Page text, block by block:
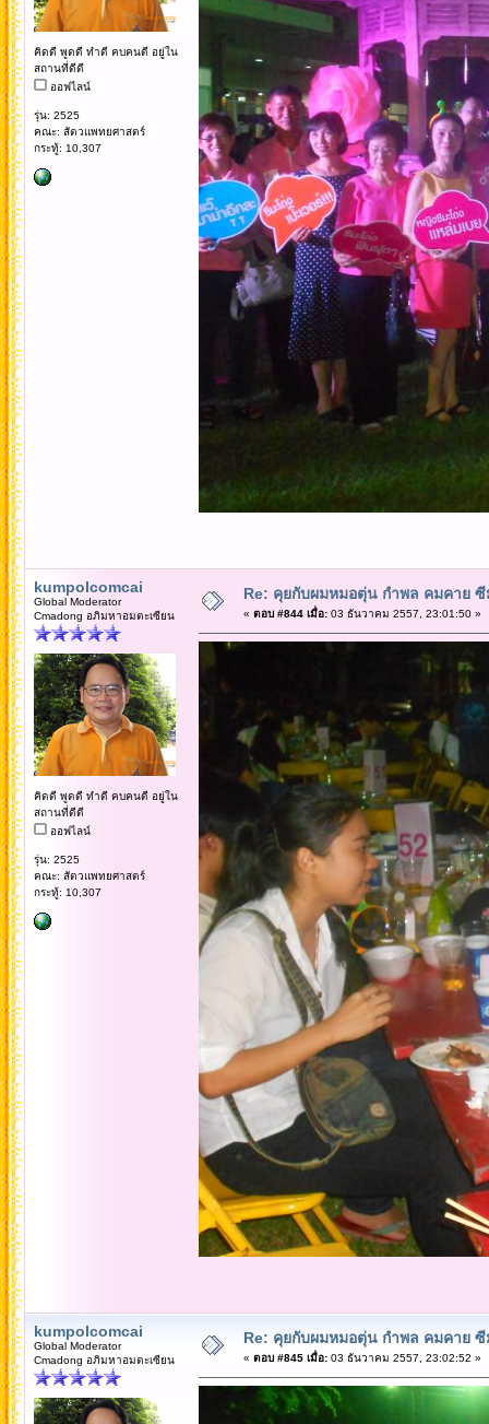
คิดดี พูดดี ทำดี คบคนดี อยู่ใน
สถานที่ดีดี
ออฟไลน์
รุ่น: 2525
คณะ: สัตวแพทยศาสตร์
กระทู้: 10,307
kumpolcomcai
Global Moderator
Cmadong อภิมหาอมตะเซียน
คิดดี พูดดี ทำดี คบคนดี อยู่ใน
สถานที่ดีดี
ออฟไลน์
รุ่น: 2525
คณะ: สัตวแพทยศาสตร์
กระทู้: 10,307
Re: คุยกับผมหมอตุ่น กำพล คมคาย
« ตอบ #844 เมื่อ:03 ธันวาคม 2557, 23:01:50 »
kumpolcomcai
Global Moderator
Cmadong อภิมหาอมตะเซียน
Re: คุยกับผมหมอตุ่น กำพล คมคาย
« ตอบ #845 เมื่อ:03 ธันวาคม 2557, 23:02:52 »